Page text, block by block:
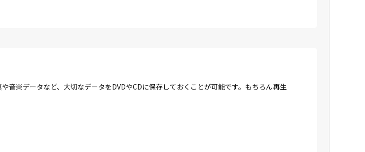
音楽データなど、大切なデータをDVDやCDに保存しておくことが可能です。もちろん再生